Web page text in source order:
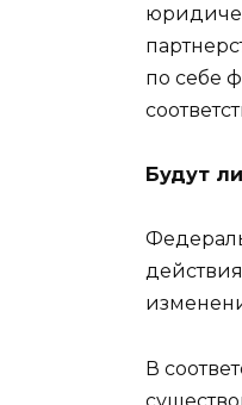
по себе
Будут
В